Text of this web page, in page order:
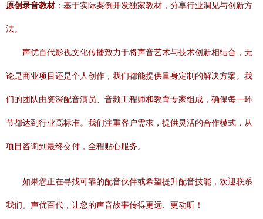
原创录音教材：基于实际案例开发独家教材，分享行业洞见与创新方
法。
声优百代影视文化传播致力于将声音艺术与技术创新相结合，无
论是商业项目还是个人创作，我们都能提供量身定制的解决方案。我
们的团队由资深配音演员、音频工程师和教育专家组成，确保每一环
节都达到行业高标准。我们注重客户需求，提供灵活的合作模式，从
项目咨询到最终交付，全程贴心服务。
如果您正在寻找可靠的配音伙伴或希望提升配音技能，欢迎联系
我们。声优百代，让您的声音故事传得更远、更动听！